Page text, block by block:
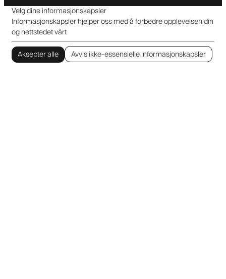
Velg dine informasjonskapsler
Informasjonskapsler hjelper oss med å forbedre opplevelsen din
og nettstedet vårt
Aksepter alle
Avvis ikke-essensielle informasjonskapsler